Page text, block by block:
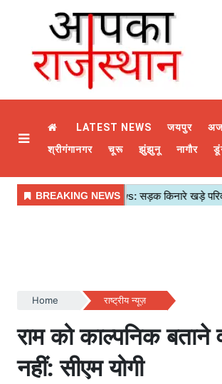
LATEST NEWS जयपुर
श्रीगंगानगर
चूरू झुंझुनू नागौर
Home राष्ट्रीय न्यूज़
राम को काल्पनिक
नहीं: सीएम योगी